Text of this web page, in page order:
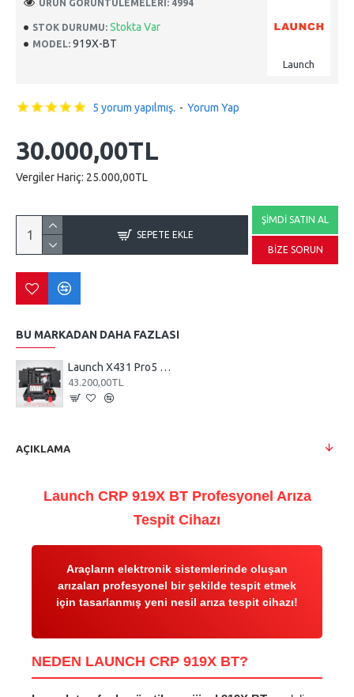
STOK DURUMU: Stokta Var
MODEL: 919X-BT
Launch
ÜRÜN GÖRÜNTÜLEMELERI: 4994
5 yorum yapılmış. - Yorum Yap
30.000,00TL
Vergiler Hariç: 25.000,00TL
SEPETE EKLE
ŞIMDI SATIN AL
BIZE SORUN
BU MARKADAN DAHA FAZLASI
Launch X431 Pro5 Arıza Tespit Cihazı
43.200,00TL
AÇIKLAMA
Launch CRP 919X BT Profesyonel Arıza
Tespit Cihazı
Araçların elektronik sistemlerinde oluşan
arızaları profesyonel bir şekilde tespit etmek
için tasarlanmış yeni nesil arıza tespit cihazı!
NEDEN LAUNCH CRP 919X BT?